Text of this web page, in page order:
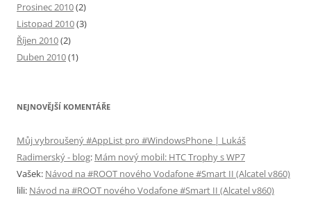
Prosinec 2010(2)
Listopad 2010(3)
Říjen 2010(2)
Duben 2010(1)
NEJNOVĚJŠÍ KOMENTÁŘE
Můj vybroušený #AppList pro #WindowsPhone | Lukáš
Radimerský - blog: Mám nový mobil: HTC Trophy s WP7
Vašek: Návod na #ROOT nového Vodafone #Smart II (Alcatel v860)
lili: Návod na #ROOT nového Vodafone #Smart II (Alcatel v860)